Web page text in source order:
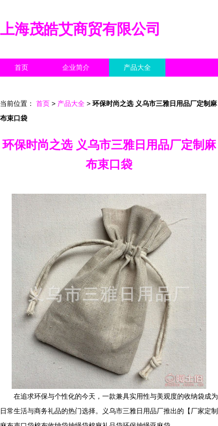
上海茂皓艾商贸有限公司
首页 企业简介 产品大全
当前位置： 首页 > 产品大全 > 环保时尚之选 义乌市三雅日用品厂定制麻
布束口袋
环保时尚之选 义乌市三雅日用品厂定制麻
布束口袋
在追求环保与个性化的今天，一款兼具实用性与美观度的收纳袋成为
日常生活与商务礼品的热门选择。义乌市三雅日用品厂推出的【厂家定制